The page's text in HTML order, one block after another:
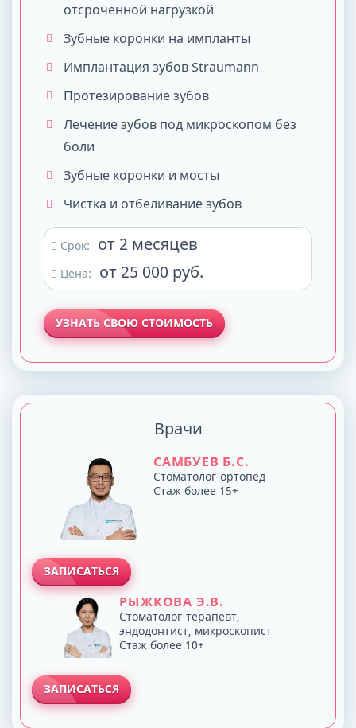
отсроченной нагрузкой
Зубные коронки на импланты
Имплантация зубов Straumann
Протезирование зубов
Лечение зубов под микроскопом без
боли
Зубные коронки и мосты
Чистка и отбеливание зубов
Срок: от 2 месяцев
Цена: от 25 000 руб.
УЗНАТЬ СВОЮ СТОИМОСТЬ
Врачи
САМБУЕВ Б.С.
Стоматолог-ортопед
Стаж более 15+
ЗАПИСАТЬСЯ
РЫЖКОВА Э.В.
Стоматолог-терапевт,
эндодонтист, микроскопист
Стаж более 10+
ЗАПИСАТЬСЯ